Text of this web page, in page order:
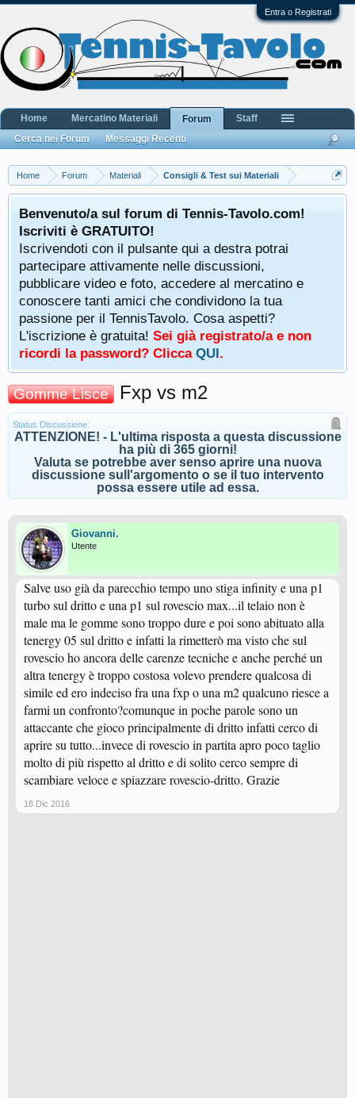
Entra o Registrati
Home Forum Materiali Consigli & Test sui Materiali
Benvenuto/a sul forum di Tennis-Tavolo.com!
Iscriviti è GRATUITO!
Iscrivendoti con il pulsante qui a destra potrai
partecipare attivamente nelle discussioni,
pubblicare video e foto, accedere al mercatino e
conoscere tanti amici che condividono la tua
passione per il TennisTavolo. Cosa aspetti?
L'iscrizione è gratuita! Sei già registrato/a e non
ricordi la password? Clicca QUI.
Gomme Lisce Fxp vs m2
Status Discussione:
ATTENZIONE! - L'ultima risposta a questa discussione
ha più di 365 giorni!
Valuta se potrebbe aver senso aprire una nuova
discussione sull'argomento o se il tuo intervento
possa essere utile ad essa.
Giovanni.
Utente
Salve uso già da parecchio tempo uno stiga infinity e una p1
turbo sul dritto e una p1 sul rovescio max...il telaio non è
male ma le gomme sono troppo dure e poi sono abituato alla
tenergy 05 sul dritto e infatti la rimetterò ma visto che sul
rovescio ho ancora delle carenze tecniche e anche perché un
altra tenergy è troppo costosa volevo prendere qualcosa di
simile ed ero indeciso fra una fxp o una m2 qualcuno riesce a
farmi un confronto?comunque in poche parole sono un
attaccante che gioco principalmente di dritto infatti cerco di
aprire su tutto...invece di rovescio in partita apro poco taglio
molto di più rispetto al dritto e di solito cerco sempre di
scambiare veloce e spiazzare rovescio-dritto. Grazie
18 Dic 2016
Home Mercatino Materiali
Forum
Cerca nei Forum
Messaggi Recenti
Staff